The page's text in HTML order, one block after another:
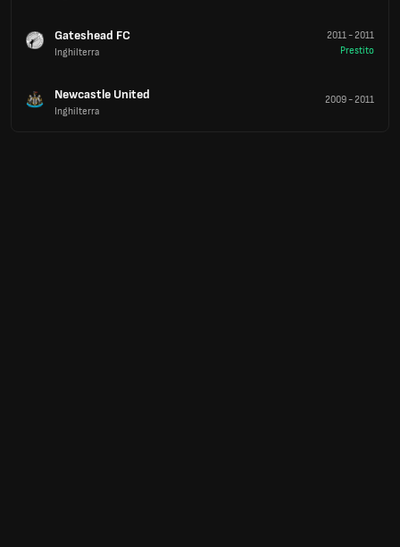
Gateshead FC
Inghilterra
2011-2011
Prestito
Newcastle United
Inghilterra
2009-2011